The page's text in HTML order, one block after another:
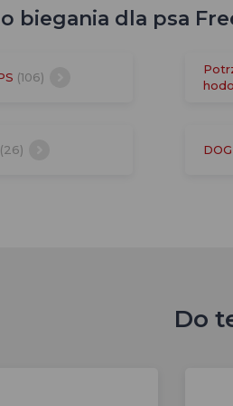
biegania dla psa
(106)
(26)
Do